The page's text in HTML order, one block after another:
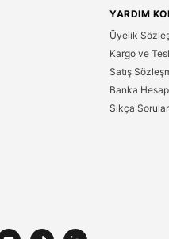
YARDIM
Üyelik
Kargo ve
Satış
Banka
Sıkça